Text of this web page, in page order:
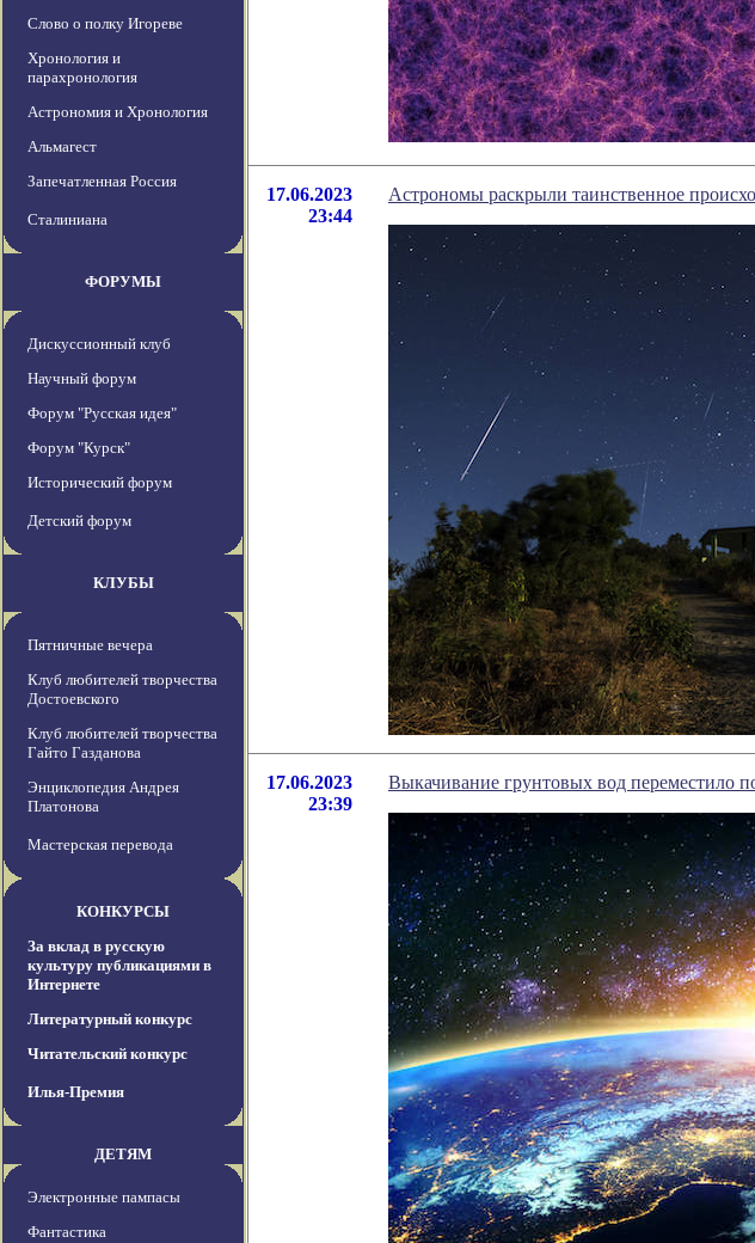
Слово о полку Игореве
Хронология и
парахронология
Астрономия и Хронология
Альмагест
Запечатленная Россия
Сталиниана
ФОРУМЫ
Дискуссионный клуб
Научный форум
Форум "Русская идея"
Форум "Курск"
Исторический форум
Детский форум
КЛУБЫ
Пятничные вечера
Клуб любителей творчества
Достоевского
Клуб любителей творчества
Гайто Газданова
Энциклопедия Андрея
Платонова
Мастерская перевода
КОНКУРСЫ
За вклад в русскую
культуру публикациями в
Интернете
Литературный конкурс
Читательский конкурс
Илья-Премия
ДЕТЯМ
Электронные пампасы
Фантастика
17.06.2023
23:44
Астрономы раскрыли таинственное
17.06.2023
23:39
Выкачивание грунтовых вод переместило